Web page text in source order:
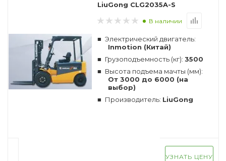
LiuGong CLG2035A-S
В наличии
Электрический двигатель:
Inmotion (Китай)
Грузоподъемность (кг): 3500
Высота подъема мачты (мм):
От 3000 до 6000 (на
выбор)
Производитель: LiuGong
УЗНАТЬ ЦЕНУ